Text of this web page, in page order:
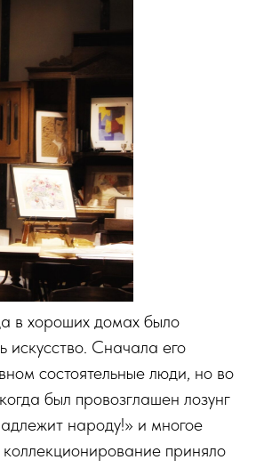
в хороших домах было
искусство. Сначала его
состоятельные люди, но во
был провозглашен лозунг
народу!» и многое
коллекционирование приняло